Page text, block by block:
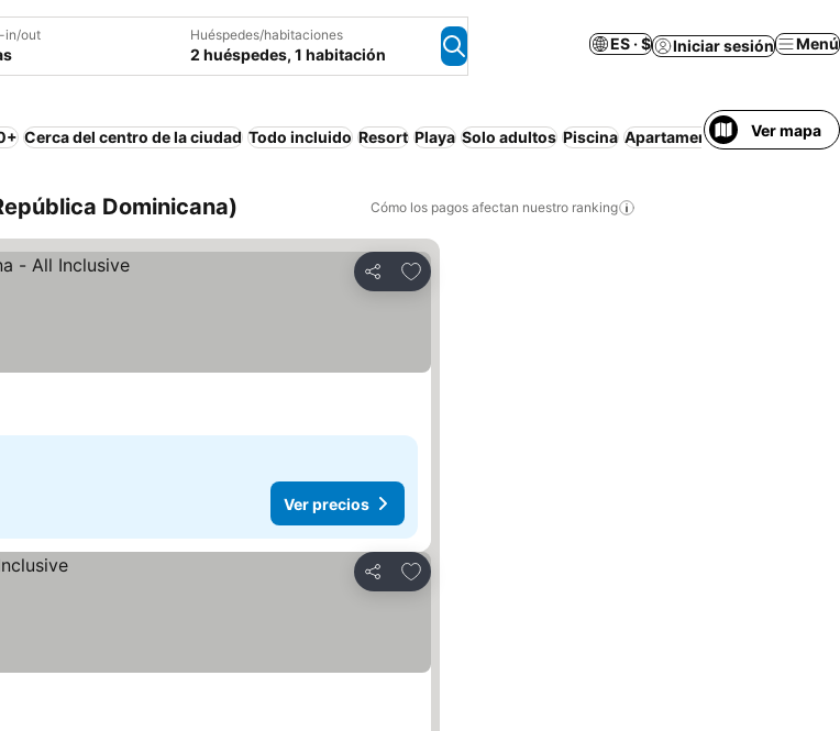
in/out Huéspedes/habitaciones
2 huéspedes, 1 habitación
ES · $ Iniciar sesión Menú
Cerca del centro de la ciudad Todo incluido Resort Playa Solo adultos Piscina Apartamento amueblado
Ver mapa
Dominicana) Cómo los pagos afectan nuestro ranking
Compartir
Agregar a favoritos
Ver precios
Compartir
Agregar a favoritos